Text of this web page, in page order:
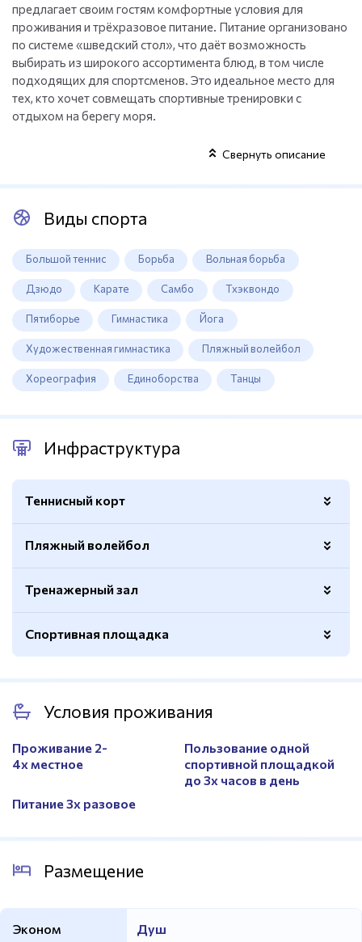
предлагает своим гостям комфортные условия для
проживания и трёхразовое питание. Питание организовано
по системе «шведский стол», что даёт возможность
выбирать из широкого ассортимента блюд, в том числе
подходящих для спортсменов. Это идеальное место для
тех, кто хочет совмещать спортивные тренировки с
отдыхом на берегу моря.
Свернуть описание
Виды спорта
Большой теннис Борьба Вольная борьба
Дзюдо Карате Самбо Тхэквондо
Пятиборье Гимнастика Йога
Художественная гимнастика Пляжный волейбол
Хореография Единоборства Танцы
Инфраструктура
Теннисный корт
Покрытие - хард
Да
Покрытие
Искусственное
Пляжный волейбол
Раздевалки
Да
Тренажерный зал
Вид тренажеров
Кардио и силовые
Спортивная площадка
Навес
Да
Условия проживания
Проживание 2-
4х местное
Пользование одной
спортивной площадкой
до 3х часов в день
Питание 3х разовое
Размещение
Эконом Душ